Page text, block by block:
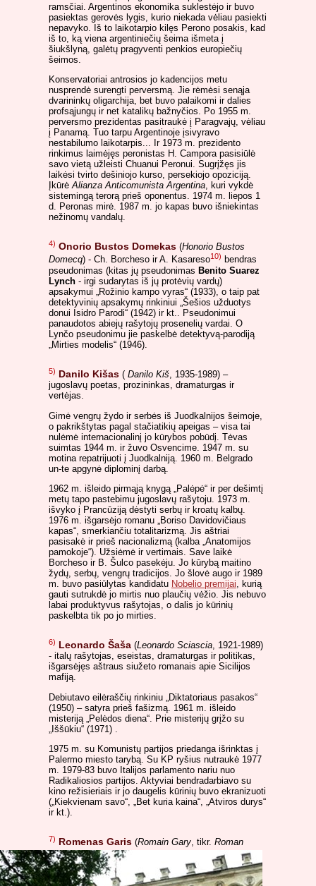
ramsčiai. Argentinos ekonomika suklestėjo ir buvo
pasiektas gerovės lygis, kurio niekada vėliau pasiekti
nepavyko. Iš to laikotarpio kilęs Perono posakis, kad
iš to, ką viena argentiniečių šeima išmeta į
šiukšlyną, galėtų pragyventi penkios europiečių
šeimos.
Konservatoriai antrosios jo kadencijos metu
nusprendė surengti perversmą. Jie rėmėsi senąja
dvarininkų oligarchija, bet buvo palaikomi ir dalies
profsąjungų ir net katalikų bažnyčios. Po 1955 m.
perversmo prezidentas pasitraukė į Paragvajų, vėliau
į Panamą. Tuo tarpu Argentinoje įsivyravo
nestabilumo laikotarpis... Ir 1973 m. prezidento
rinkimus laimėjęs peronistas H. Campora pasisiūlė
savo vietą užleisti Chuanui Peronui. Sugrįžęs jis
laikėsi tvirto dešiniojo kurso, persekiojo opoziciją.
Įkūrė Alianza Anticomunista Argentina , kuri vykdė
sistemingą terorą prieš oponentus. 1974 m. liepos 1
d. Peronas mirė. 1987 m. jo kapas buvo išniekintas
nežinomų vandalų.
4) Onorio Bustos Domekas (Honorio Bustos
Domecq) - Ch. Borcheso ir A. Kasareso10) bendras
pseudonimas (kitas jų pseudonimas Benito Suarez
Lynch - irgi sudarytas iš jų protėvių vardų)
apsakymui „Rožinio kampo vyras“ (1933), o taip pat
detektyvinių apsakymų rinkiniui „Šešios užduotys
donui Isidro Parodi“ (1942) ir kt.. Pseudonimui
panaudotos abiejų rašytojų prosenelių vardai. O
Lynčo pseudonimu jie paskelbė detektyvą-parodiją
„Mirties modelis“ (1946).
5) Danilo Kišas ( Danilo Kiš, 1935-1989) –
jugoslavų poetas, prozininkas, dramaturgas ir
vertėjas.
Gimė vengrų žydo ir serbės iš Juodkalnijos šeimoje,
o pakrikštytas pagal stačiatikių apeigas – visa tai
nulėmė internacionalinį jo kūrybos pobūdį. Tėvas
suimtas 1944 m. ir žuvo Osvencime. 1947 m. su
motina repatrijuoti į Juodkalniją. 1960 m. Belgrado
un-te apgynė diplominį darbą.
1962 m. išleido pirmąją knygą „Palėpė“ ir per dešimtį
metų tapo pastebimu jugoslavų rašytoju. 1973 m.
išvyko į Prancūziją dėstyti serbų ir kroatų kalbų.
1976 m. išgarsėjo romanu „Boriso Davidovičiaus
kapas“, smerkiančiu totalitarizmą. Jis aštriai
pasisakė ir prieš nacionalizmą (kalba „Anatomijos
pamokoje“). Užsiėmė ir vertimais. Save laikė
Borcheso ir B. Šulco pasekėju. Jo kūrybą maitino
žydų, serbų, vengrų tradicijos. Jo šlovė augo ir 1989
m. buvo pasiūlytas kandidatu Nobelio premijai , kurią
gauti sutrukdė jo mirtis nuo plaučių vėžio. Jis nebuvo
labai produktyvus rašytojas, o dalis jo kūrinių
paskelbta tik po jo mirties.
6) Leonardo Šaša (Leonardo Sciascia, 1921-1989)
- italų rašytojas, eseistas, dramaturgas ir politikas,
išgarsėjęs aštraus siužeto romanais apie Sicilijos
mafiją.
Debiutavo eilėraščių rinkiniu „Diktatoriaus pasakos“
(1950) – satyra prieš fašizmą. 1961 m. išleido
misteriją „Pelėdos diena“. Prie misterijų grįžo su
„Iššūkiu“ (1971) .
1975 m. su Komunistų partijos priedanga išrinktas į
Palermo miesto tarybą. Su KP ryšius nutraukė 1977
m. 1979-83 buvo Italijos parlamento nariu nuo
Radikaliosios partijos. Aktyviai bendradarbiavo su
kino režisieriais ir jo daugelis kūrinių buvo ekranizuoti
(„Kiekvienam savo“, „Bet kuria kaina“, „Atviros durys“
ir kt.).
7) Romenas Garis (Romain Gary, tikr. Roman